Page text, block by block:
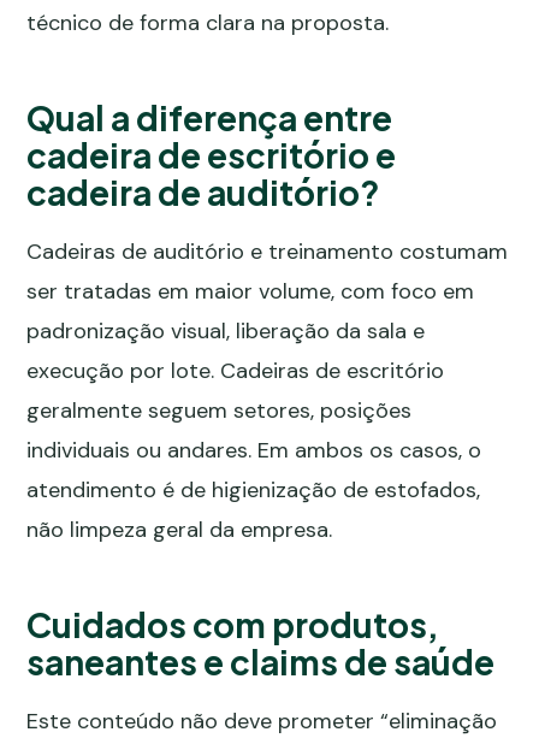
técnico de forma clara na proposta.
Qual a diferença entre
cadeira de escritório e
cadeira de auditório?
Cadeiras de auditório e treinamento costumam
ser tratadas em maior volume, com foco em
padronização visual, liberação da sala e
execução por lote. Cadeiras de escritório
geralmente seguem setores, posições
individuais ou andares. Em ambos os casos, o
atendimento é de higienização de estofados,
não limpeza geral da empresa.
Cuidados com produtos,
saneantes e claims de saúde
Este conteúdo não deve prometer “eliminação